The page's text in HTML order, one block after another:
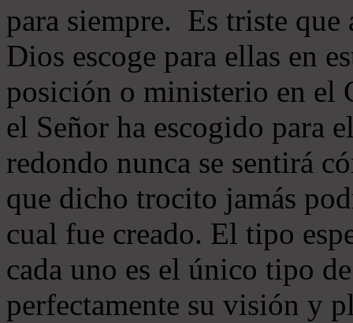
para siempre. Es triste que
Dios escoge para ellas en
posición o ministerio en el
el Señor ha escogido para
redondo nunca se sentirá
que dicho trocito jamás
cual fue creado. El tipo
cada uno es el único tipo
perfectamente su visión y